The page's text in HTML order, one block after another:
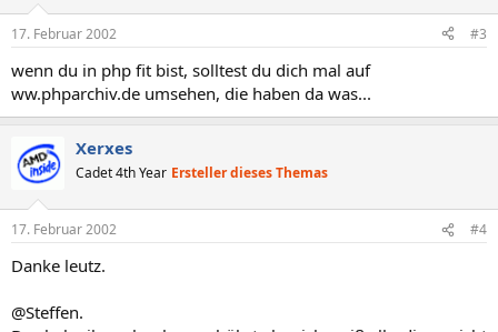
17. Februar 2002 #3
wenn du in php fit bist, solltest du dich mal auf
ww.phparchiv.de umsehen, die haben da was...
Xerxes
Cadet 4th Year Ersteller dieses Themas
17. Februar 2002 #4
Danke leutz.
@Steffen.